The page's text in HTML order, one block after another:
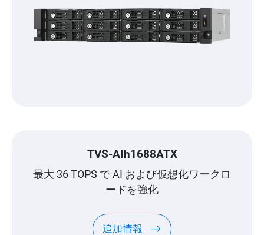
TVS-AIh1688ATX
最大 36 TOPS で AI および仮想化ワークロ
ードを強化
追加情報